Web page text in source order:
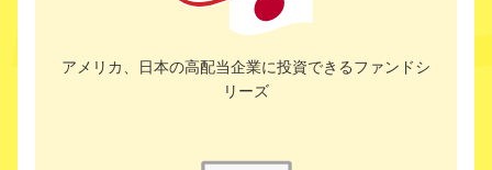
アメリカ、日本の高配当企業に投資できるファンドシ
リーズ